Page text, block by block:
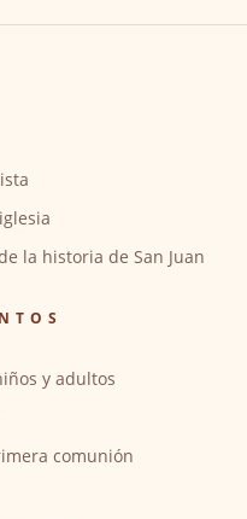
la historia de San Juan
y adultos
comunión